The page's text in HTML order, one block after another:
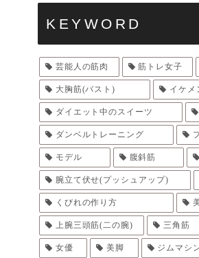
KEYWORD
芸能人の筋肉 筋トレ女子
大胸筋(バスト) イケメ
ダイエット中のスイーツ
ダンベルトレーニング
モデル 腹斜筋
腕立て伏せ(プッシュアップ)
くびれの作り方
上腕三頭筋(二の腕) 三角筋
女優 美脚 ジムマシ